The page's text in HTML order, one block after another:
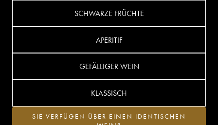
SCHWARZE FRÜCHTE
APERITIF
GEFÄLLIGER WEIN
KLASSISCH
SIE VERFÜGEN ÜBER EINEN IDENTISCHEN